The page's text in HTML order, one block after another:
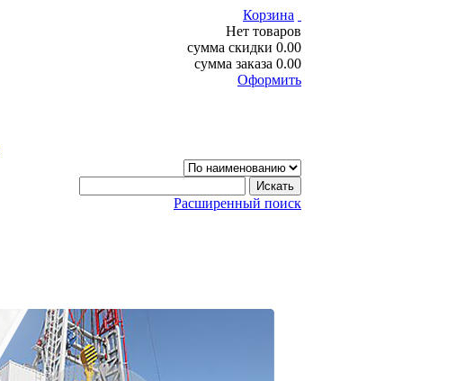
Корзина
Нет товаров
сумма скидки 0.00
сумма заказа 0.00
Оформить
Расширенный поиск